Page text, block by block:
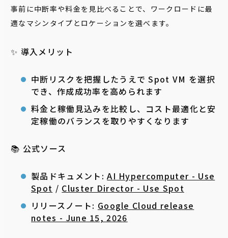
事前に中断率や料金を見比べることで、ワークロードに最
適なマシンタイプとロケーションを選べます。
✨ 導入メリット
中断リスクを把握したうえで Spot VM を選択
でき、作成成功率を高められます
料金と稼働見込みを比較し、コスト最適化と安
定稼働のバランスを取りやすくなります
📚 公式ソース
製品ドキュメント:AI Hypercomputer - Use
Spot / Cluster Director - Use Spot
リリースノート: Google Cloud release
notes - June 15, 2026